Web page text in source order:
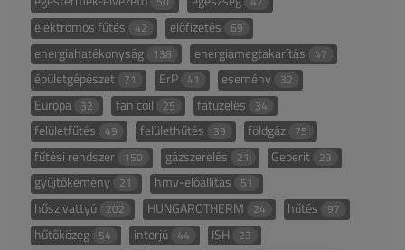
elektromos fűtés 42 előfizetés 69
energiahatékonyság 138 energiamegtakarítás 47
épületgépészet 71 ErP 41 esemény 32
Európa 32 fan coil 25 fatüzelés 34
felületfűtés 49 felülethűtés 39 földgáz 75
fűtési rendszer 150 gázszerelés 21 Geberit 23
gyűjtőkémény 21 hmv-előállítás 51
hőszivattyú 202 HUNGAROTHERM 24 hűtés 97
hűtőközeg 54 interjú 44 ISH 23